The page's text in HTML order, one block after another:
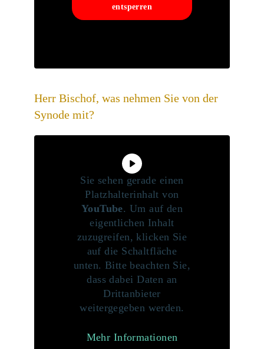
entsperren
Herr Bischof, was nehmen Sie von der
Synode mit?
Sie sehen gerade einen
Platzhalterinhalt von
YouTube. Um auf den
eigentlichen Inhalt
zuzugreifen, klicken Sie
auf die Schaltfläche
unten. Bitte beachten Sie,
dass dabei Daten an
Drittanbieter
weitergegeben werden.
Mehr Informationen